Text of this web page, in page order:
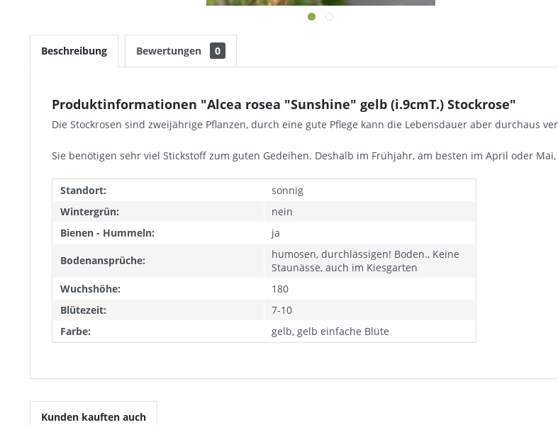
Beschreibung Bewertungen 0
Produktinformationen "Alcea rosea "Sunshine" gelb (i.9cmT.) Stockrose"
Die Stockrosen sind zweijährige Pflanzen, durch eine gute Pflege kann die Lebensdauer aber durchaus
Sie benötigen sehr viel Stickstoff zum guten Gedeihen. Deshalb im Frühjahr, am besten im April oder
Standort:
sonnig
Wintergrün:
nein
Bienen - Hummeln:
ja
Bodenansprüche:
humosen, durchlässigen! Boden., Keine
Staunässe, auch im Kiesgarten
Wuchshöhe:
180
Blütezeit:
7-10
Farbe:
gelb, gelb einfache Blüte
Kunden kauften auch